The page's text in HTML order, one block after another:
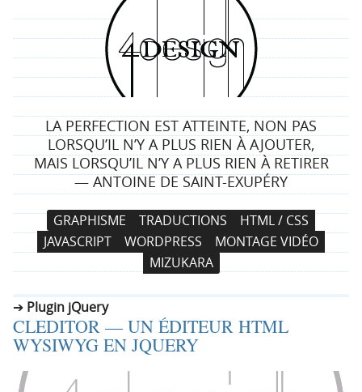
4
d
e
s
i
g
n
LA PERFECTION EST ATTEINTE, NON PAS
LORSQU’IL N’Y A PLUS RIEN À AJOUTER,
MAIS LORSQU’IL N’Y A PLUS RIEN À RETIRER
— ANTOINE DE SAINT-EXUPÉRY
N
a
v
i
a
t
A
l
l
e
a
u
c
GRAPHISME TRADUCTIONS
HTML / CSS
JAVASCRIPT
WORDPRESS
MONTAGE VIDÉO
MIZUKARA
Plugin jQuery
CLEDITOR — UN ÉDITEUR HTML
WYSIWYG EN JQUERY